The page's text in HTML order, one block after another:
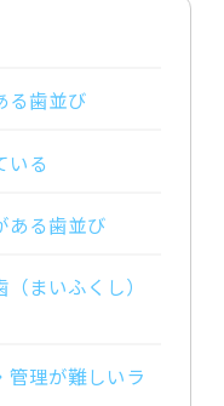
る歯並び
いる
ある歯並び
まいふくし）
管理が難しいラ